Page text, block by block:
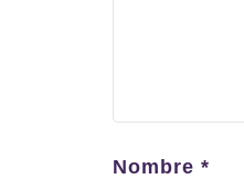
Nombre *